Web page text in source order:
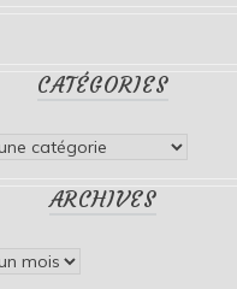
CATÉGORIES
ARCHIVES